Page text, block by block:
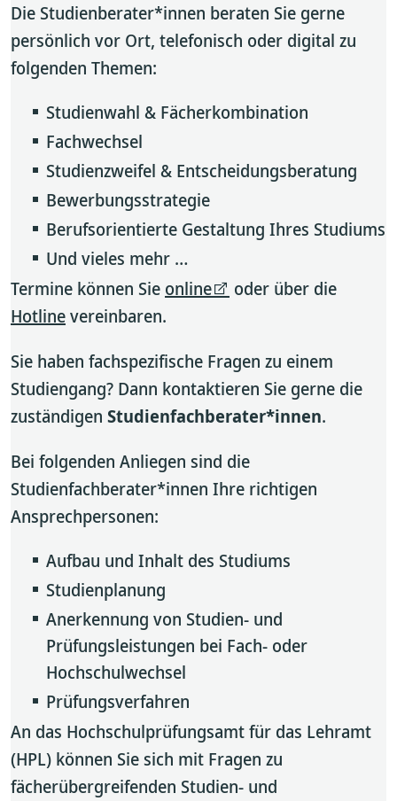
Die Studienberater*innen beraten Sie gerne
persönlich vor Ort, telefonisch oder digital zu
folgenden Themen:
Studienwahl & Fächerkombination
Fachwechsel
Studienzweifel & Entscheidungsberatung
Bewerbungsstrategie
Berufsorientierte Gestaltung Ihres Studiums
Und vieles mehr …
Termine können Sie online
oder über die
Hotlinevereinbaren.
Sie haben fachspezifische Fragen zu einem
Studiengang? Dann kontaktieren Sie gerne die
zuständigen Studienfachberater*innen.
Bei folgenden Anliegen sind die
Studienfachberater*innen Ihre richtigen
Ansprechpersonen:
Aufbau und Inhalt des Studiums
Studienplanung
Anerkennung von Studien- und
Prüfungsleistungen bei Fach- oder
Hochschulwechsel
Prüfungsverfahren
An das Hochschulprüfungsamt für das Lehramt
(HPL) können Sie sich mit Fragen zu
fächerübergreifenden Studien- und